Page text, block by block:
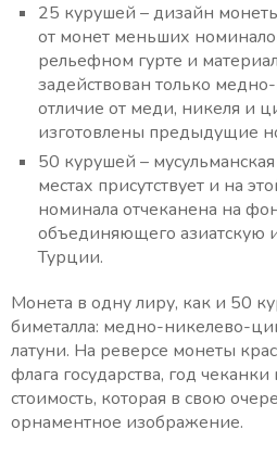
25 курушей – дизайн
от монет меньших
рельефном гурте и
задействован только
отличие от меди, никеля и
изготовлены предыдущие
50 курушей –
местах присутствует и на
номинала отчеканена на
объединяющего азиатскую
Турции.
Монета в одну лиру, как и 50
биметалла: медно-никелево-
латуни. На реверсе монеты
флага государства, год
стоимость, которая в свою
орнаментное изображение.